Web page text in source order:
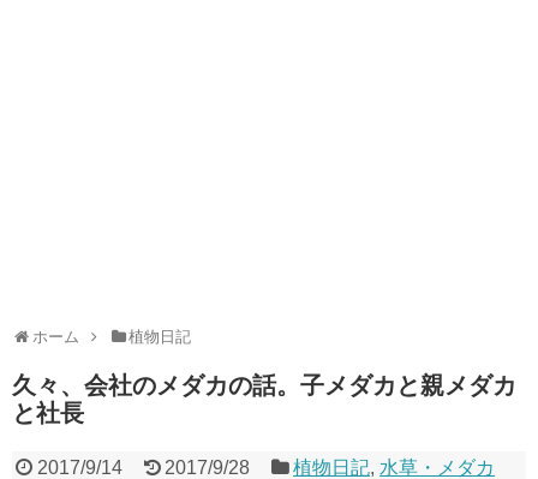
ホーム 植物日記
久々、会社のメダカの話。子メダカと親メダカ
と社長
2017/9/14 2017/9/28 植物日記, 水草・メダカ